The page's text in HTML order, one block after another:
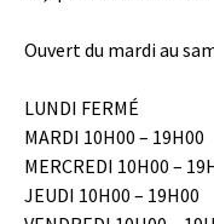
Ouvert du mardi au
LUNDI FERMÉ
MARDI 10H00 – 19H00
MERCREDI 10H00 –
JEUDI 10H00 – 19H00